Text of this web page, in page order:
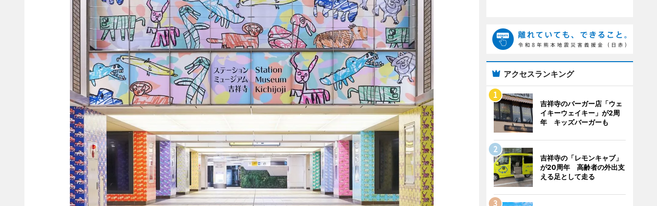
アクセスランキング
吉祥寺のバーガー店「ウェ
イキーウェイキー」が2周
年 キッズバーガーも
吉祥寺の「レモンキャブ」
が20周年 高齢者の外出支
える足として走る